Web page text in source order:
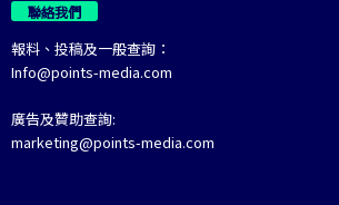
聯絡我們
報料、投稿及一般查詢：
Info@points-media.com
廣告及贊助查詢:
marketing@points-media.com